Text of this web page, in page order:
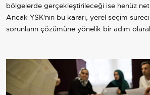
bölgelerde gerçekleştirileceği ise henüz
Ancak YSK'nın bu kararı, yerel seçim
sorunların çözümüne yönelik bir adım